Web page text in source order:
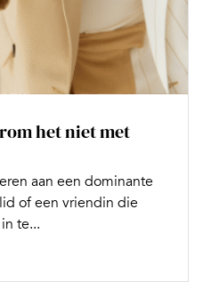
het niet met
aan een dominante
of een vriendin die
te...